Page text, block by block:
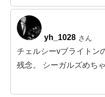
yh_1028 さん
チェルシーvブライトン
残念。 シーガルズめち